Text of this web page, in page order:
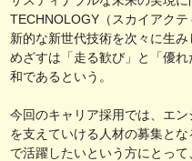
TECHNOLOGY（スカイアク
新的な新世代技術を次々に生み
めざすは「走る歓び」と「優
和であるという。
今回のキャリア採用では、エ
を支えていける人材の募集と
で活躍したいという方にとっ